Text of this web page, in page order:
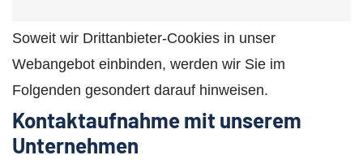
Soweit wir Drittanbieter-Cookies in unser
Webangebot einbinden, werden wir Sie im
Folgenden gesondert darauf hinweisen.
Kontaktaufnahme mit unserem
Unternehmen